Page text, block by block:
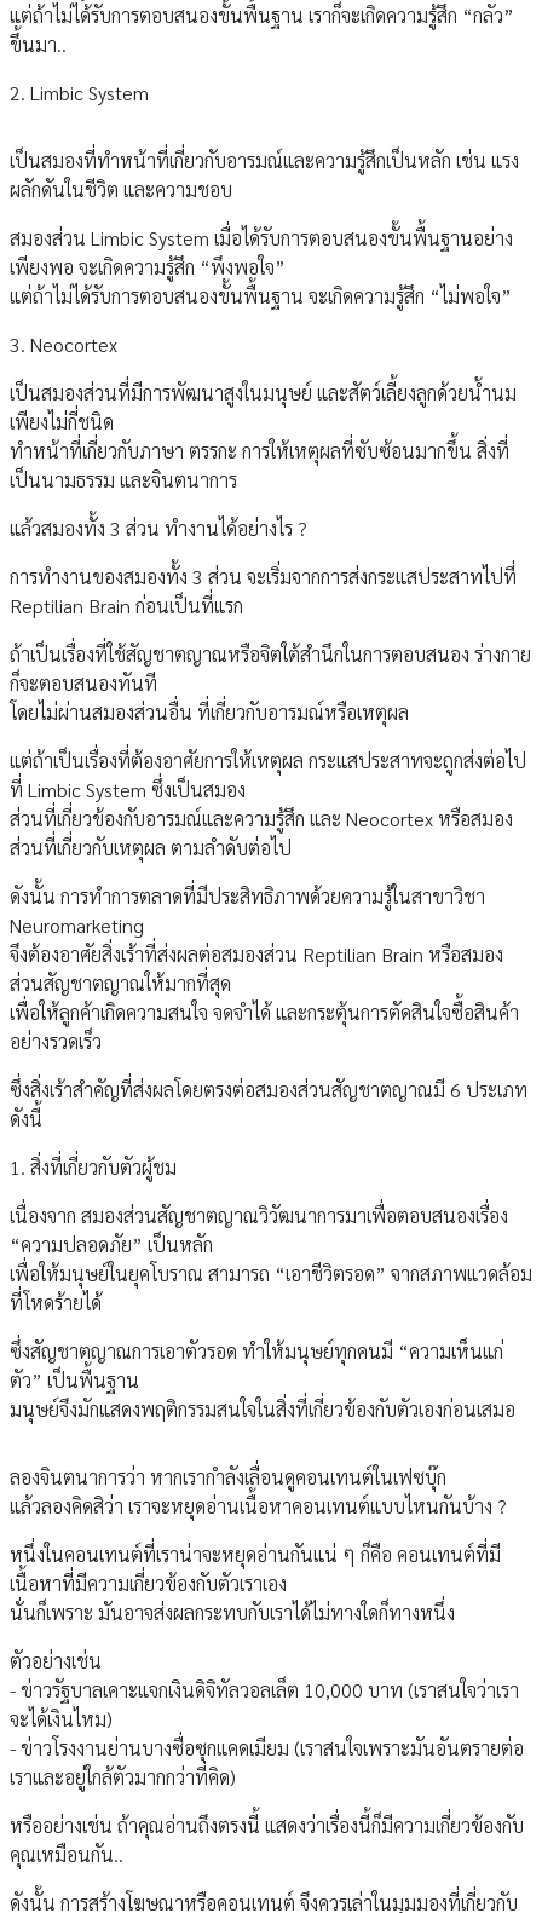
แต่ถ้าไม่ได้รับการตอบสนองขั้นพื้นฐาน เราก็จะเกิดความรู้สึก “กลัว”
ขึ้นมา..
2. Limbic System
เป็นสมองที่ทำหน้าที่เกี่ยวกับอารมณ์และความรู้สึกเป็นหลัก เช่น แรง
ผลักดันในชีวิต และความชอบ
สมองส่วน Limbic System เมื่อได้รับการตอบสนองขั้นพื้นฐานอย่าง
เพียงพอ จะเกิดความรู้สึก “พึงพอใจ”
แต่ถ้าไม่ได้รับการตอบสนองขั้นพื้นฐาน จะเกิดความรู้สึก “ไม่พอใจ”
3. Neocortex
เป็นสมองส่วนที่มีการพัฒนาสูงในมนุษย์ และสัตว์เลี้ยงลูกด้วยน้ำนม
เพียงไม่กี่ชนิด
ทำหน้าที่เกี่ยวกับภาษา ตรรกะ การให้เหตุผลที่ซับซ้อนมากขึ้น สิ่งที่
เป็นนามธรรม และจินตนาการ
แล้วสมองทั้ง 3 ส่วน ทำงานได้อย่างไร ?
การทำงานของสมองทั้ง 3 ส่วน จะเริ่มจากการส่งกระแสประสาทไปที่
Reptilian Brain ก่อนเป็นที่แรก
ถ้าเป็นเรื่องที่ใช้สัญชาตญาณหรือจิตใต้สำนึกในการตอบสนอง ร่างกาย
ก็จะตอบสนองทันที
โดยไม่ผ่านสมองส่วนอื่น ที่เกี่ยวกับอารมณ์หรือเหตุผล
แต่ถ้าเป็นเรื่องที่ต้องอาศัยการให้เหตุผล กระแสประสาทจะถูกส่งต่อไป
ที่ Limbic System ซึ่งเป็นสมอง
ส่วนที่เกี่ยวข้องกับอารมณ์และความรู้สึก และ Neocortex หรือสมอง
ส่วนที่เกี่ยวกับเหตุผล ตามลำดับต่อไป
ดังนั้น การทำการตลาดที่มีประสิทธิภาพด้วยความรู้ในสาขาวิชา
Neuromarketing
จึงต้องอาศัยสิ่งเร้าที่ส่งผลต่อสมองส่วน Reptilian Brain หรือสมอง
ส่วนสัญชาตญาณให้มากที่สุด
เพื่อให้ลูกค้าเกิดความสนใจ จดจำได้ และกระตุ้นการตัดสินใจซื้อสินค้า
อย่างรวดเร็ว
ซึ่งสิ่งเร้าสำคัญที่ส่งผลโดยตรงต่อสมองส่วนสัญชาตญาณมี 6 ประเภท
ดังนี้
1. สิ่งที่เกี่ยวกับตัวผู้ชม
เนื่องจาก สมองส่วนสัญชาตญาณวิวัฒนาการมาเพื่อตอบสนองเรื่อง
“ความปลอดภัย” เป็นหลัก
เพื่อให้มนุษย์ในยุคโบราณ สามารถ “เอาชีวิตรอด” จากสภาพแวดล้อม
ที่โหดร้ายได้
ซึ่งสัญชาตญาณการเอาตัวรอด ทำให้มนุษย์ทุกคนมี “ความเห็นแก่
ตัว” เป็นพื้นฐาน
มนุษย์จึงมักแสดงพฤติกรรมสนใจในสิ่งที่เกี่ยวข้องกับตัวเองก่อนเสมอ
ลองจินตนาการว่า หากเรากำลังเลื่อนดูคอนเทนต์ในเฟซบุ๊ก
แล้วลองคิดสิว่า เราจะหยุดอ่านเนื้อหาคอนเทนต์แบบไหนกันบ้าง ?
หนึ่งในคอนเทนต์ที่เราน่าจะหยุดอ่านกันแน่ ๆ ก็คือ คอนเทนต์ที่มี
เนื้อหาที่มีความเกี่ยวข้องกับตัวเราเอง
นั่นก็เพราะ มันอาจส่งผลกระทบกับเราได้ไม่ทางใดก็ทางหนึ่ง
ตัวอย่างเช่น
- ข่าวรัฐบาลเคาะแจกเงินดิจิทัลวอลเล็ต 10,000 บาท (เราสนใจว่าเรา
จะได้เงินไหม)
- ข่าวโรงงานย่านบางซื่อซุกแคดเมียม (เราสนใจเพราะมันอันตรายต่อ
เราและอยู่ใกล้ตัวมากกว่าที่คิด)
หรืออย่างเช่น ถ้าคุณอ่านถึงตรงนี้ แสดงว่าเรื่องนี้ก็มีความเกี่ยวข้องกับ
คุณเหมือนกัน..
ดังนั้น การสร้างโฆษณาหรือคอนเทนต์ จึงควรเล่าในมุมมองที่เกี่ยวกับ